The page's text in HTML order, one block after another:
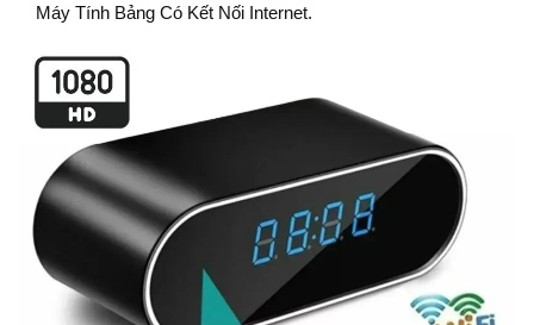
Máy Tính Bảng Có Kết Nối Internet.